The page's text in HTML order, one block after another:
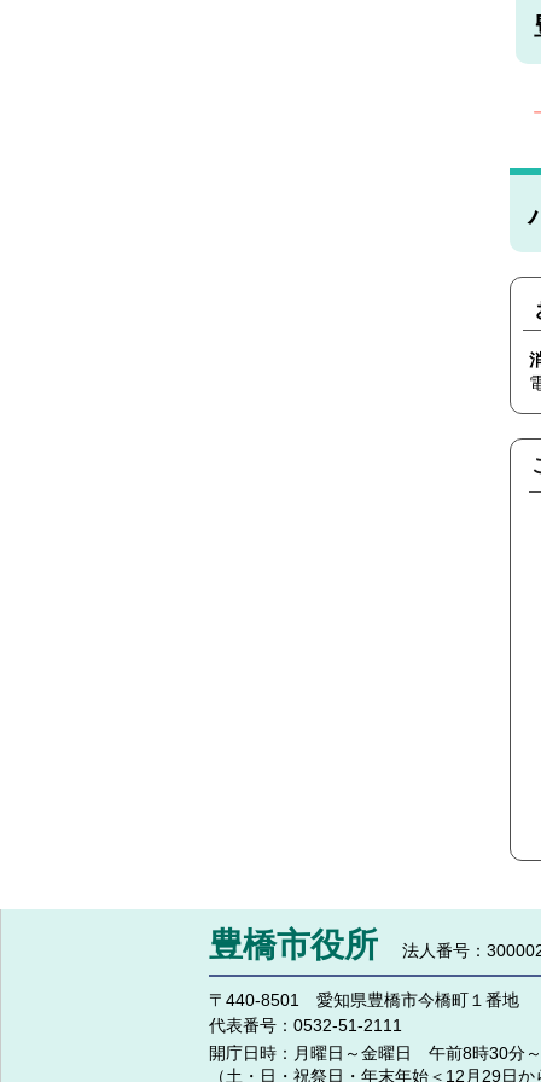
豊橋市役所 法人番号：
〒440-8501 愛知県豊橋市今橋町１番地
代表番号： 0532-51-2111
開庁日時： 月曜日～金曜日 午前8時30分
（土・日・祝祭日・年末年始＜12月29日